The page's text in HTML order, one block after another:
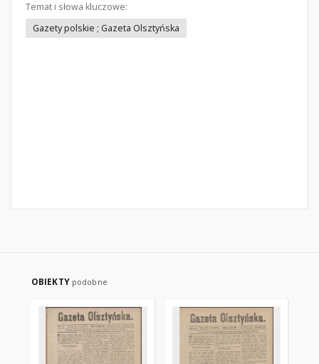
Temat i słowa kluczowe:
Gazety polskie ; Gazeta Olsztyńska
OBIEKTY podobne